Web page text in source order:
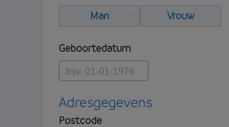
Man
Vrouw
Geboortedatum
Adresgegevens
Postcode